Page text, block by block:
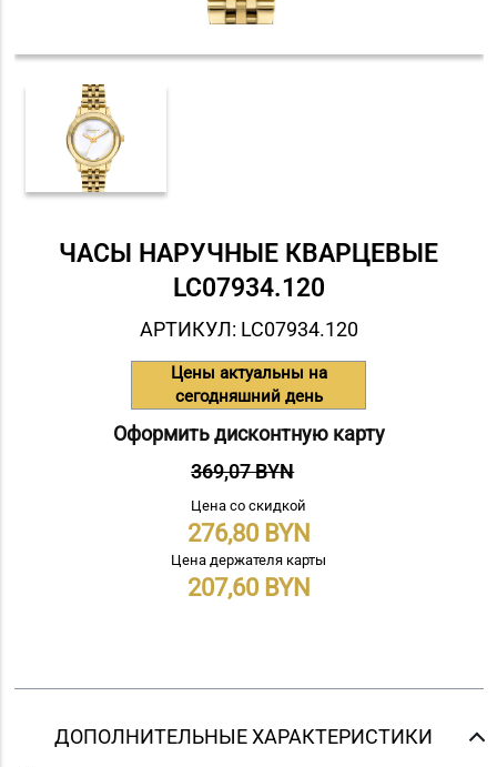
ЧАСЫ НАРУЧНЫЕ КВАРЦЕВЫЕ
LC07934.120
АРТИКУЛ: LC07934.120
Цены актуальны на
сегодняшний день
Оформить дисконтную карту
369,07 BYN
Цена со скидкой
276,80
Цена держателя карты
207,60
ДОПОЛНИТЕЛЬНЫЕ ХАРАКТЕРИСТИКИ